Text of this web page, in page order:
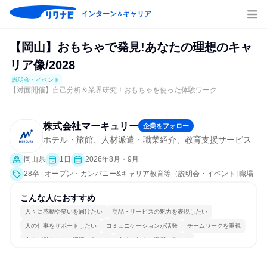
インターン＆キャリア
【岡山】おもちゃで発見!あなたの理想のキャ
リア像/2028
説明会・イベント
【対面開催】自己分析＆業界研究！おもちゃを使った体験ワーク
株式会社マーキュリー 企業をフォロー
ホテル・旅館、人材派遣・職業紹介、教育支援サービス
岡山県 1日
2026年8月・9月
28卒 | オープン・カンパニー&キャリア教育等（説明会・イベント [職場
こんな人におすすめ
人々に感動や笑いを届けたい 商品・サービスの魅力を表現したい
人の仕事をサポートしたい コミュニケーションが活発 チームワークを重視
女性が働きやすい環境で働ける 自分の好きな場所で働ける